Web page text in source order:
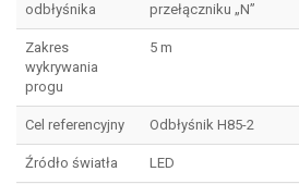
odbłyśnika
przełączniku „N”
Zakres
wykrywania
progu
5 m
Cel referencyjny Odbłyśnik H85-2
Źródło światła LED